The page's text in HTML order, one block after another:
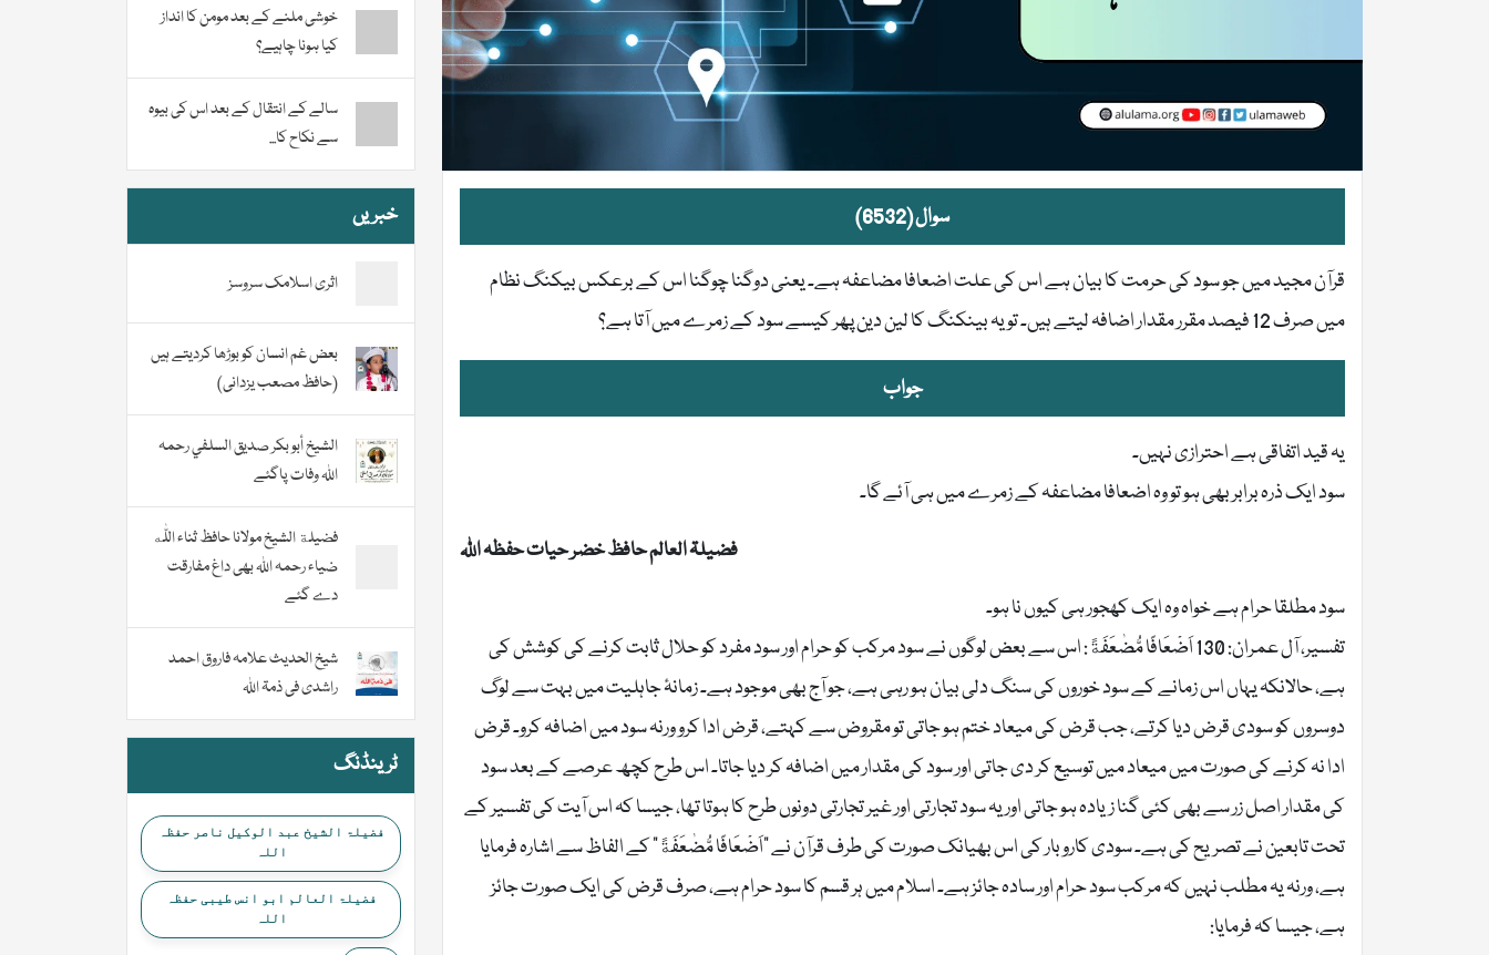
سوال (6532)
قرآن مجید میں جو سود کی حرمت کا بیان ہے اس کی علت اضعافا مضاعفہ ہے۔ یعنی دوگنا چوگنا اس کے برعکس بیکنگ نظام
میں صرف 12 فیصد مقرر مقدار اضافہ لیتے ہیں۔ تو یہ بینکنگ کا لین دین پھر کیسے سود کے زمرے میں آتا ہے؟
جواب
یہ قید اتفاقی ہے احترازی نہیں۔
سود ایک ذرہ برابر بھی ہو تو وہ اضعافا مضاعفہ کے زمرے میں ہی آئے گا۔
فضیلۃ العالم حافظ خضر حیات حفظہ اللہ
سود مطلقا حرام ہے خواہ وہ ایک کھجور ہی کیوں نا ہو۔
تفسیر، آل عمران: 130 اَضْعَافًا مُّضٰعَفَةً: اس سے بعض لوگوں نے سود مرکب کو حرام اور سود مفرد کو حلال ثابت کرنے کی کوشش کی
ہے، حالانکہ یہاں اس زمانے کے سود خوروں کی سنگ دلی بیان ہو رہی ہے، جو آج بھی موجود ہے۔ زمانۂ جاہلیت میں بہت سے لوگ
دوسروں کو سودی قرض دیا کرتے، جب قرض کی میعاد ختم ہو جاتی تو مقروض سے کہتے، قرض ادا کرو ورنہ سود میں اضافہ کرو۔ قرض
ادا نہ کرنے کی صورت میں میعاد میں توسیع کر دی جاتی اور سود کی مقدار میں اضافہ کر دیا جاتا۔ اس طرح کچھ عرصے کے بعد سود
کی مقدار اصل زر سے بھی کئی گنا زیادہ ہو جاتی اور یہ سود تجارتی اور غیر تجارتی دونوں طرح کا ہوتا تھا، جیسا کہ اس آیت کی تفسیر کے
تحت تابعین نے تصریح کی ہے۔ سودی کاروبار کی اس بھیانک صورت کی طرف قرآن نے ”اَضْعَافًا مُّضٰعَفَةً“ کے الفاظ سے اشارہ فرمایا
ہے، ورنہ یہ مطلب نہیں کہ مرکب سود حرام اور سادہ جائز ہے۔ اسلام میں ہر قسم کا سود حرام ہے، صرف قرض کی ایک صورت جائز
ہے، جیسا کہ فرمایا:
خوشی ملنے کے بعد مومن کا انداز
کیا ہونا چاہیے؟
سالے کے انتقال کے بعد اس کی بیوہ
سے نکاح کا...
خبریں
اثری اسلامک سروسز
بعض غم انسان کو بوڑھا کردیتے ہیں
(حافظ مصعب یزدانی)
الشيخ أبو بكر صديق السلفي رحمہ
اللہ وفات پاگئے
فضیلة الشيخ مولانا حافظ ثناء اللّٰه
ضیاء رحمہ اللہ بھی داغ مفارقت
دے گئے
شیخ الحدیث علامہ فاروق احمد
راشدی فی ذمۃ اللہ
ٹرینڈنگ
فضیلۃ الشیخ عبد الوکیل ناصر حفظہ
اللہ
فضیلۃ العالم ابو انس طیبی حفظہ
اللہ